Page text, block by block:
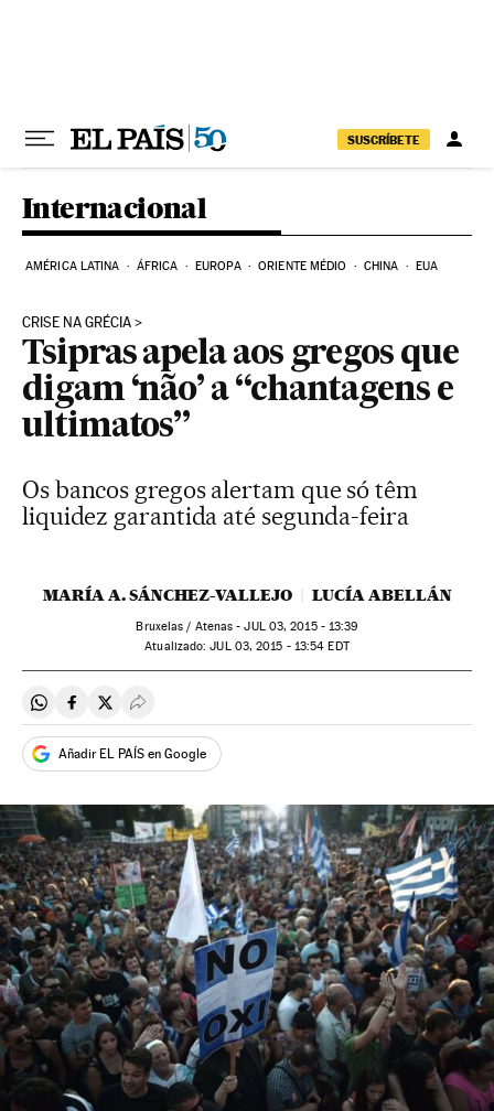
SUSCRÍBETE
Internacional
AMÉRICA LATINA ÁFRICA EUROPA ORIENTE MÉDIO CHINA EUA
CRISE NA GRÉCIA
Tsipras apela aos gregos que
digam ‘não’ a “chantagens e
ultimatos”
Os bancos gregos alertam que só têm
liquidez garantida até segunda-feira
MARÍA A. SÁNCHEZ-VALLEJO LUCÍA ABELLÁN
Bruxelas / Atenas -JUL03, 2015 - 13:39
atualizado: JUL03, 2015 - 13:54 EDT
Compartir en Whatsapp
Compartir en Facebook
Compartir en Twitter
Desplegar Redes Sociales
Añadir EL PAÍS en Google